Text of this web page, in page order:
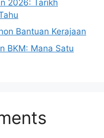
2026: Tarikh
Bantuan Kerajaan
BKM: Mana Satu